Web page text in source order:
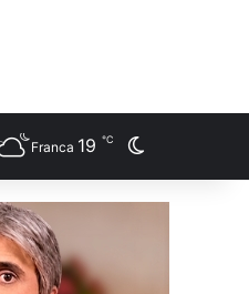
Franca 19 ℃